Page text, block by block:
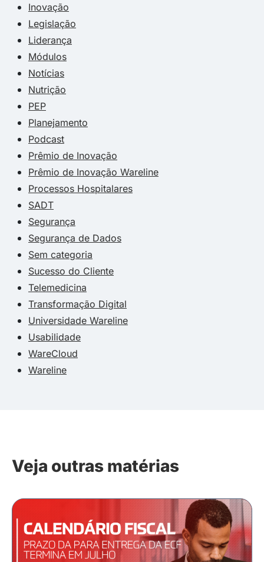
Inovação
Legislação
Liderança
Módulos
Notícias
Nutrição
PEP
Planejamento
Podcast
Prêmio de Inovação
Prêmio de Inovação Wareline
Processos Hospitalares
SADT
Segurança
Segurança de Dados
Sem categoria
Sucesso do Cliente
Telemedicina
Transformação Digital
Universidade Wareline
Usabilidade
WareCloud
Wareline
Veja outras matérias